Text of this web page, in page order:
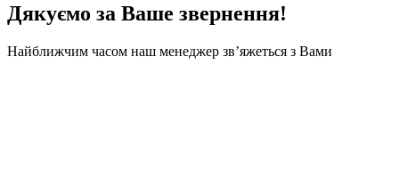
Дякуємо за Ваше звернення!
Найближчим часом наш менеджер зв’яжеться з Вами